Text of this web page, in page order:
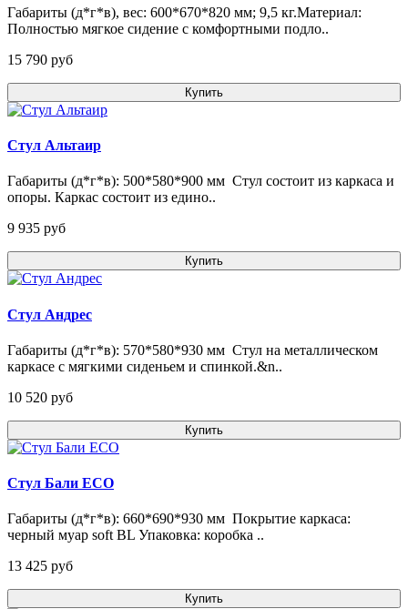
Габариты (д*г*в), вес: 600*670*820 мм; 9,5 кг.Материал:
Полностью мягкое сидение с комфортными подло..
15 790 pуб
Купить
Стул Альтаир
Габариты (д*г*в): 500*580*900 мм Стул состоит из каркаса и
опоры. Каркас состоит из едино..
9 935 pуб
Купить
Стул Андрес
Габариты (д*г*в): 570*580*930 мм Стул на металлическом
каркасе с мягкими сиденьем и спинкой.&n..
10 520 pуб
Купить
Стул Бали ECO
Габариты (д*г*в): 660*690*930 мм Покрытие каркаса:
черный муар soft BL Упаковка: коробка ..
13 425 pуб
Купить